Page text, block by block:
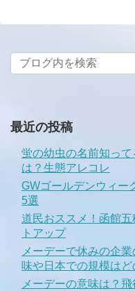
最近の投稿
蛍の幼虫の名前知っ
は？生態アレコレ
GWゴールデンウィー
5選
道民おススメ！函館
トアップ
メーデーで休みの企
味や日本での規模はど
メーデーの意味は？